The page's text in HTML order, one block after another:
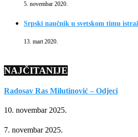
5. novembar 2020.
Srpski naučnik u svetskom timu
13. mart 2020.
NAJČITANIJE
Radosav Ras Milutinović – Odjeci
10. novembar 2025.
7. novembar 2025.